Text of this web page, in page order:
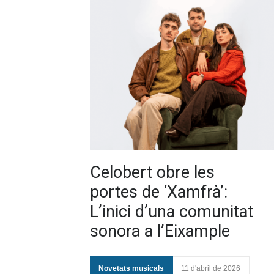
Celobert obre les
portes de ‘Xamfrà’:
L’inici d’una comunitat
sonora a l’Eixample
Novetats musicals 11 d'abril de 2026